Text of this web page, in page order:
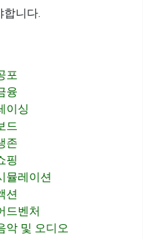
합니다.
포
융
이싱
드
존
핑
뮬레이션
션
드벤처
악 및 오디오